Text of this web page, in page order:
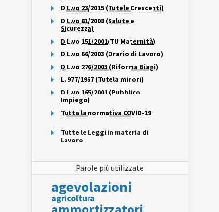
D.L.vo 23/2015 (Tutele Crescenti)
D.L.vo 81/2008 (Salute e
Sicurezza)
D.L.vo 151/2001(TU Maternità)
D.L.vo 66/2003 (Orario di Lavoro)
D.L.vo 276/2003 (Riforma Biagi)
L. 977/1967 (Tutela minori)
D.L.vo 165/2001 (Pubblico
Impiego)
Tutta la normativa COVID-19
Tutte le Leggi in materia di
Lavoro
Parole più utilizzate
agevolazioni
agricoltura